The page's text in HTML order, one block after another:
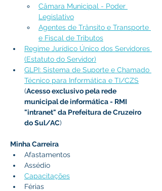
Câmara Municipal - Poder
Legislativo
Agentes de Trânsito e Transporte
e Fiscal de Tributos
Regime Jurídico Único dos Servidores
(Estatuto do Servidor)
GLPI: Sistema de Suporte e Chamado
Técnico para Informática e TI/CZS
(Acesso exclusivo pela rede
municipal de informática - RMI
"intranet" da Prefeitura de Cruzeiro
do Sul/AC)
Minha Carreira
Afastamentos
Assédio
Capacitações
Férias